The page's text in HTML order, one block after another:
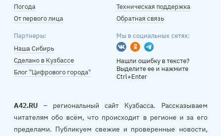
Погода
От первого лица
Техническая поддержка
Обратная связь
Партнеры:
Наша Сибирь
Сделано в Кузбассе
Блог "Цифрового города"
Мы в социальных сетях:
Вконтакте
Одноклассники
Telegram
Нашли ошибку в тексте?
Выделите ее и нажмите
Ctrl+Enter
A42.RU – региональный сайт Кузбасса. Рассказываем
читателям обо всём, что происходит в регионе и за его
пределами. Публикуем свежие и проверенные новости,